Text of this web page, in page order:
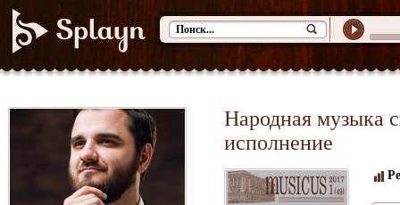
Народная музыка
исполнение